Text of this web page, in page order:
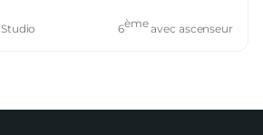
Studio 6èmeavec ascenseur